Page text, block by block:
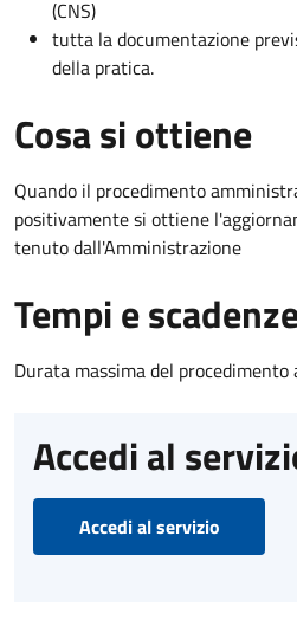
(CNS)
tutta la documentazione
della pratica.
Cosa si ottiene
Quando il procedimento
positivamente si ottiene
tenuto dall'Amministrazione
Tempi e
Durata massima del
Accedi al
Accedi al servizio